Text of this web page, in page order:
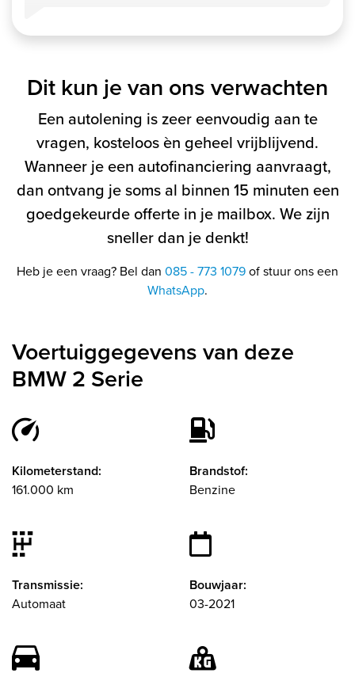
Dit kun je van ons verwachten
Een autolening is zeer eenvoudig aan te
vragen, kosteloos èn geheel vrijblijvend.
Wanneer je een autofinanciering aanvraagt,
dan ontvang je soms al binnen 15 minuten een
goedgekeurde offerte in je mailbox. We zijn
sneller dan je denkt!
Heb je een vraag? Bel dan 085 - 773 1079of stuur ons een
WhatsApp.
Voertuiggegevens van deze
BMW 2 Serie
Kilometerstand:
161.000 km
Brandstof:
Benzine
Transmissie:
Automaat
Bouwjaar:
03-2021